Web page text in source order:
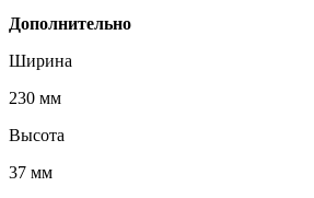
Дополнительно
Ширина
230 мм
Высота
37 мм